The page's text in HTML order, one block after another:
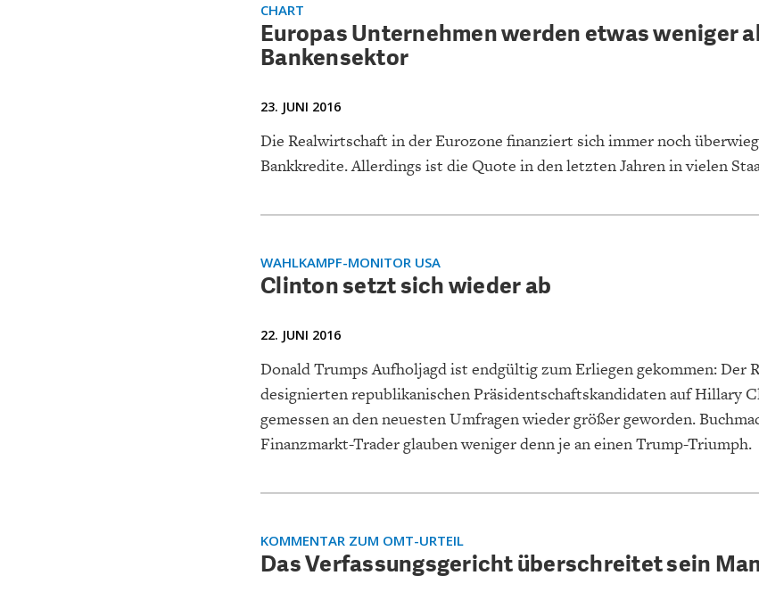
CHART
Europas Unternehmen werden etwas weniger
Bankensektor
23. JUNI 2016
Die Realwirtschaft in der Eurozone finanziert sich immer noch
Bankkredite. Allerdings ist die Quote in den letzten Jahren in vielen
WAHLKAMPF-MONITOR USA
Clinton setzt sich wieder ab
22. JUNI 2016
Donald Trumps Aufholjagd ist endgültig zum Erliegen gekommen: Der
designierten republikanischen Präsidentschaftskandidaten auf Hillary
gemessen an den neuesten Umfragen wieder größer geworden.
Finanzmarkt-Trader glauben weniger denn je an einen Trump-Triumph.
KOMMENTAR ZUM OMT-URTEIL
Das Verfassungsgericht überschreitet sein